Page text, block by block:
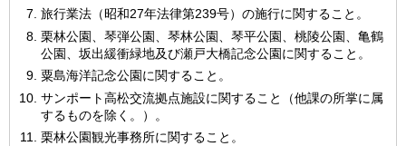
旅行業法（昭和27年法律第239号）の施行に関すること。
栗林公園、琴弾公園、琴林公園、琴平公園、桃陵公園、亀鶴
公園、坂出緩衝緑地及び瀬戸大橋記念公園に関すること。
粟島海洋記念公園に関すること。
サンポート高松交流拠点施設に関すること（他課の所掌に属
するものを除く。）。
栗林公園観光事務所に関すること。